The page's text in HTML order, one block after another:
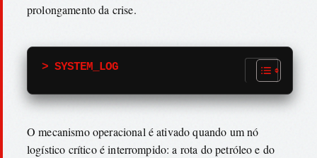
prolongamento da crise.
> SYSTEM_LOG
O mecanismo operacional é ativado quando um nó
logístico crítico é interrompido: a rota do petróleo e do